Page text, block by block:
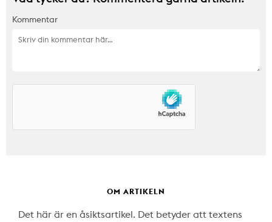
Kommentar
OM ARTIKELN
Det här är en åsiktsartikel. Det betyder att textens